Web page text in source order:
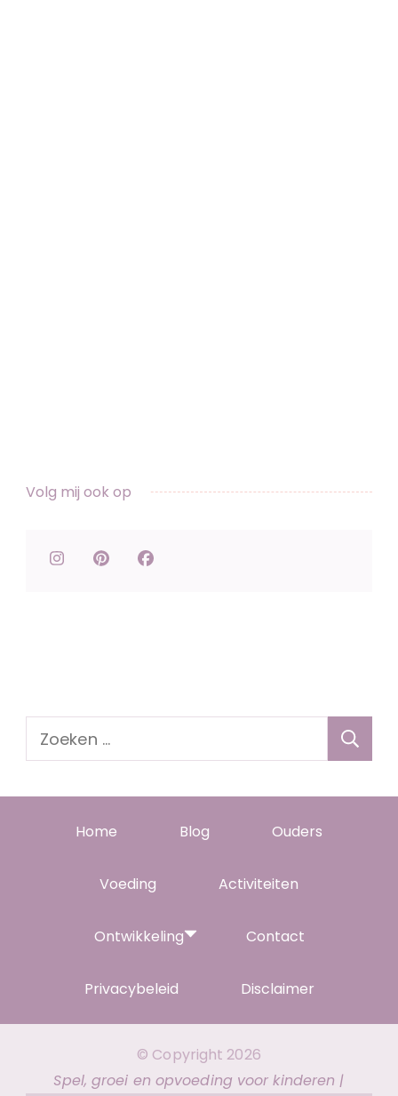
Volg mij ook op
Zoeken
naar:
Home Blog Ouders
Voeding Activiteiten
Ontwikkeling Contact
Privacybeleid Disclaimer
© Copyright 2026
Spel, groei en opvoeding voor kinderen |